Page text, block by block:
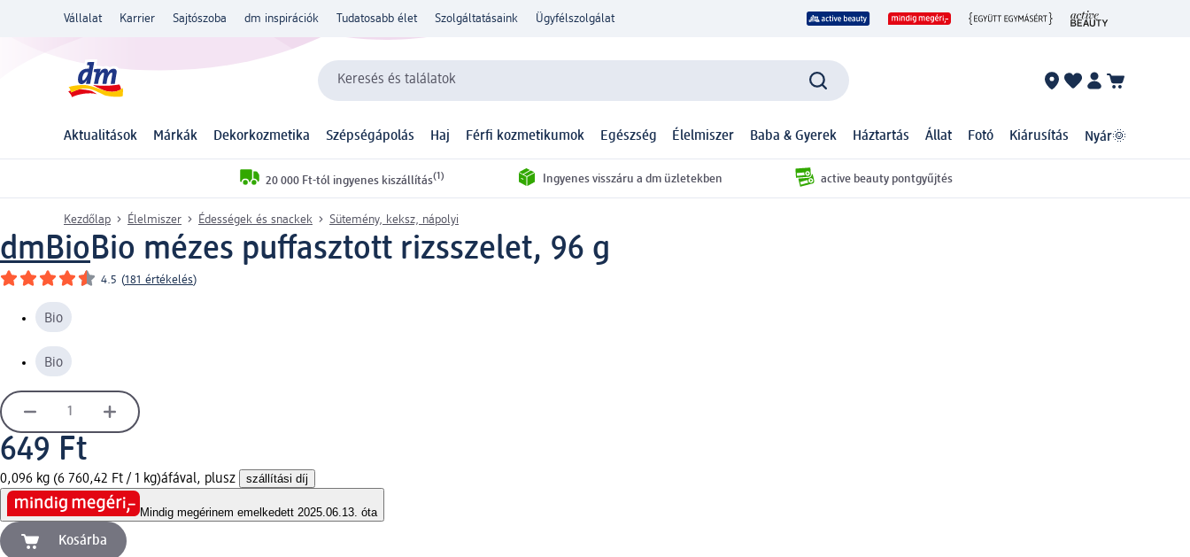
Vállalat Karrier Sajtószoba dm inspirációk Tudatosabb élet Szolgáltatásaink Ügyfélszolgálat
Keresés és találatok
Aktualitások Márkák Dekorkozmetika Szépségápolás Haj Férfi kozmetikumok Egészség Élelmiszer Baba & Gyerek Háztartás Állat Fotó Kiárusítás Nyár🌞
20 000 Ft-tól ingyenes kiszállítás(1) Ingyenes visszáru a dm üzletekben active beauty pontgyűjtés
Kezdőlap Élelmiszer Édességek és snackek Sütemény, keksz, nápolyi
dmBioBio mézes puffasztott rizsszelet, 96 g
4.5 (181 értékelés)
Bio
Bio
649 Ft
0,096 kg (6 760,42 Ft / 1 kg)áfával, plusz szállítási díj
Mindig megérinem emelkedett 2025.06.13. óta
Kosárba